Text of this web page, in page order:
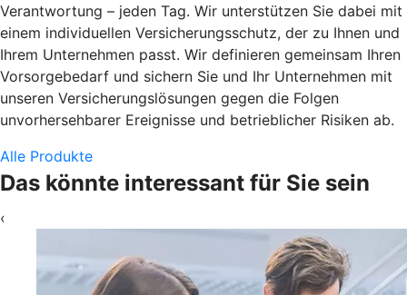
Verantwortung – jeden Tag. Wir unterstützen Sie dabei mit
einem individuellen Versicherungsschutz, der zu Ihnen und
Ihrem Unternehmen passt. Wir definieren gemeinsam Ihren
Vorsorgebedarf und sichern Sie und Ihr Unternehmen mit
unseren Versicherungslösungen gegen die Folgen
unvorhersehbarer Ereignisse und betrieblicher Risiken ab.
Alle Produkte
Das könnte interessant für Sie sein
‹